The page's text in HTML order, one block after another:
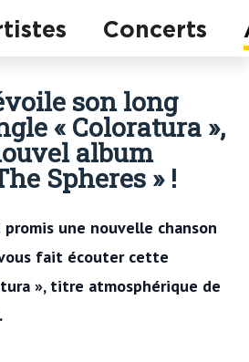
Concerts
son long
« Coloratura »,
album
Spheres » !
une nouvelle chanson
fait écouter cette
», titre atmosphérique de